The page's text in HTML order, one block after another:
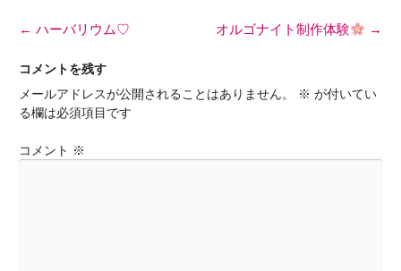
投
ナ
ビ
ゲ
シ
ョ
← ハーバリウム♡ オルゴナイト制作体験 →
コメントを残す
メールアドレスが公開されることはありません。
※ が付いてい
る欄は必須項目です
コメント ※